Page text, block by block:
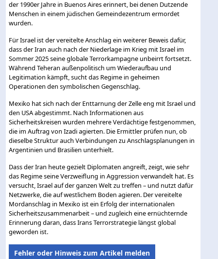
der 1990er Jahre in Buenos Aires erinnert, bei denen Dutzende
Menschen in einem jüdischen Gemeindezentrum ermordet
wurden.
Für Israel ist der vereitelte Anschlag ein weiterer Beweis dafür,
dass der Iran auch nach der Niederlage im Krieg mit Israel im
Sommer 2025 seine globale Terrorkampagne unbeirrt fortsetzt.
Während Teheran außenpolitisch um Wiederaufbau und
Legitimation kämpft, sucht das Regime in geheimen
Operationen den symbolischen Gegenschlag.
Mexiko hat sich nach der Enttarnung der Zelle eng mit Israel und
den USA abgestimmt. Nach Informationen aus
Sicherheitskreisen wurden mehrere Verdächtige festgenommen,
die im Auftrag von Izadi agierten. Die Ermittler prüfen nun, ob
dieselbe Struktur auch Verbindungen zu Anschlagsplanungen in
Argentinien und Brasilien unterhielt.
Dass der Iran heute gezielt Diplomaten angreift, zeigt, wie sehr
das Regime seine Verzweiflung in Aggression verwandelt hat. Es
versucht, Israel auf der ganzen Welt zu treffen – und nutzt dafür
Netzwerke, die auf westlichem Boden agieren. Der vereitelte
Mordanschlag in Mexiko ist ein Erfolg der internationalen
Sicherheitszusammenarbeit – und zugleich eine ernüchternde
Erinnerung daran, dass Irans Terrorstrategie längst global
geworden ist.
Fehler oder Hinweis zum Artikel melden